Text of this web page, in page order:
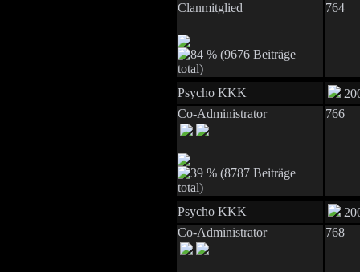
Clanmitglied
764
Psycho KKK
Co-Administrator
766
Psycho KKK
Co-Administrator
768